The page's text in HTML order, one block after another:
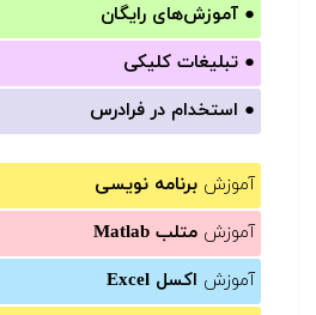
● آموزش‌های رایگان
● تبلیغات کلیکی
● استخدام در فرادرس
آموزش برنامه نویسی
آموزش متلب Matlab
آموزش اکسل Excel